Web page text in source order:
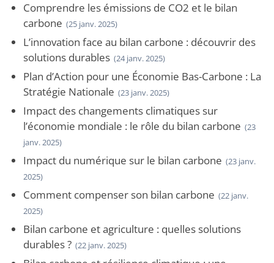
Comprendre les émissions de CO2 et le bilan
carbone (25 janv. 2025)
L’innovation face au bilan carbone : découvrir des
solutions durables (24 janv. 2025)
Plan d’Action pour une Économie Bas-Carbone : La
Stratégie Nationale (23 janv. 2025)
Impact des changements climatiques sur
l’économie mondiale : le rôle du bilan carbone (23
janv. 2025)
Impact du numérique sur le bilan carbone (23 janv.
2025)
Comment compenser son bilan carbone (22 janv.
2025)
Bilan carbone et agriculture : quelles solutions
durables ? (22 janv. 2025)